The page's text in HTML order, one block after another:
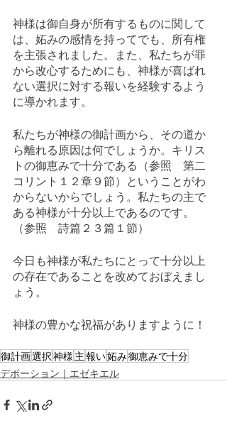
神様は御自身が所有するものに関して
は、妬みの感情を持ってでも、所有権
を主張されました。また、私たちが罪
から改心するためにも、神様が喜ばれ
ない選択に対する報いを経験するよう
に導かれます。
私たちが神様の御計画から、その道か
ら離れる原因は何でしょうか。キリス
トの御恵みで十分である（参照　第二
コリント１２章９節）ということがわ
からないからでしょう。私たちの主で
ある神様が十分以上であるのです。
（参照　詩篇２３篇１節）
今日も神様が私たちにとって十分以上
の存在であることを改めておぼえまし
ょう。
神様の豊かな祝福がありますように！
御計画選択神様 主報い妬み御恵みで十分
デボーション｜エゼキエル